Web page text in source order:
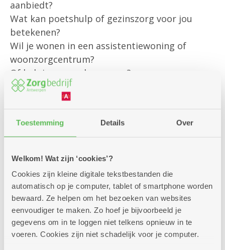
Toestemming Details Over
Welkom! Wat zijn ‘cookies’?
Cookies zijn kleine digitale tekstbestanden die
automatisch op je computer, tablet of smartphone worden
bewaard. Ze helpen om het bezoeken van websites
eenvoudiger te maken. Zo hoef je bijvoorbeeld je
gegevens om in te loggen niet telkens opnieuw in te
voeren. Cookies zijn niet schadelijk voor je computer.
aanbiedt?
Wat kan poetshulp of gezinszorg voor jou
betekenen?
Wil je wonen in een assistentiewoning of
woonzorgcentrum?
Of heb je een andere vraag?
Onze klantenbegeleider is er om jou
persoonlijk te helpen met al jouw vragen rond
bestaande diensten
en om je te informeren over alle
mogelijkheden die we aanbieden.
Kom gerust langs – we helpen je graag verder!
Zitdagen klantendienst